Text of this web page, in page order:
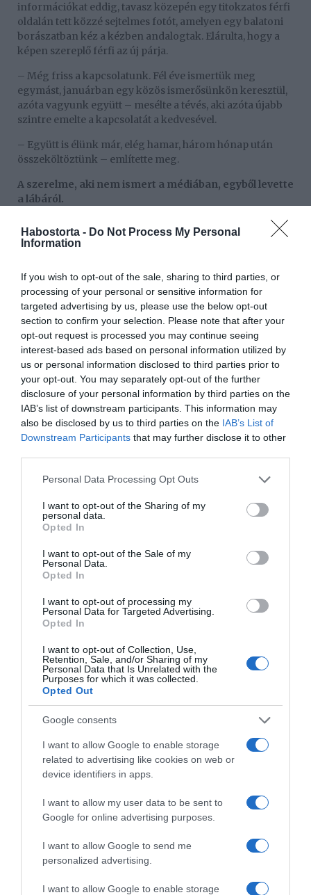
Habostorta - Do Not Process My Personal
Information
If you wish to opt-out of the sale, sharing to third parties, or
processing of your personal or sensitive information for
targeted advertising by us, please use the below opt-out
section to confirm your selection. Please note that after your
opt-out request is processed you may continue seeing
interest-based ads based on personal information utilized by
us or personal information disclosed to third parties prior to
your opt-out. You may separately opt-out of the further
disclosure of your personal information by third parties on the
IAB’s list of downstream participants. This information may
also be disclosed by us to third parties on the IAB’s List of
Downstream Participants that may further disclose it to other
Please note that this website/app uses one or more Google
not limited to your visit or usage behaviour. You may click to
grant or deny consent to Google and its third-party tags to
use your data for below specified purposes in below Google
consent section.
Personal Data Processing Opt Outs
I want to opt-out of the Sharing of my
personal data.
Opted In
I want to opt-out of the Sale of my
Personal Data.
Opted In
I want to opt-out of processing my
Personal Data for Targeted Advertising.
Opted In
I want to opt-out of Collection, Use,
Retention, Sale, and/or Sharing of my
Personal Data that Is Unrelated with the
Purposes for which it was collected.
Opted Out
Google consents
I want to allow Google to enable storage
related to advertising like cookies on web or
device identifiers in apps.
I want to allow my user data to be sent to
Google for online advertising purposes.
I want to allow Google to send me
personalized advertising.
I want to allow Google to enable storage
információkat eddig, tavasz közepén egy titokzatos férfi
oldalán tett közzé sejtelmes fotót, amelyen egy balatoni
borászatban kéz a kézben andalogtak. Elárulta, hogy a
képen szereplő férfi az új párja.
– Még friss a kapcsolatunk. Fél éve ismertük meg
egymást, januárban egy közös ismerősünkön keresztül,
azóta vagyunk együtt – mesélte a tévés, aki azóta újabb
szintre emelte a kapcsolatát a kedvesével.
– Együtt is élünk már, elég hamar, három hónap után
összeköltöztünk – említette meg.
A szerelme, aki nem ismert a médiában, egyből levette
a lábáról.
Nagyon jól kezel engem, ami nem mindig egyszerű
nagyon fontos, de ritka dolog. Emellett humoros,
intelligens és támogató, így az ujjai köré is csavart –
áradozott Lúcia.
Már a szülőknek is bemutatták egymást, és túl vannak az
első közös külföldi nyaralásukon is. Horvátországban
pihentek, de sok helyre terveznek még menni.
– Néhány napra megyünk majd a németországi
Berchtesgardenbe, az Alpok lábához, ami egy aktívabb,
kirándulós kikapcsolódás lesz, ősszel pedig Izlandra
utazunk. Mediterrán nyaralást idén nem tervezünk.
gyönyörű természeti adottságai vannak. Úgy tűnik, ez
Megosztás:
Címkék: szerelem
Korábbi bejegyzések Következő bejegyzés
HASONLÓ BEJEGYZÉSEK
Csökkenti a vérnyomást, és védi a szívet